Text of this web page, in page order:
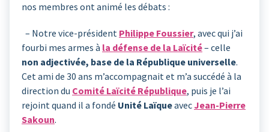
nos membres ont animé les débats :
– Notre vice-président Philippe Foussier, avec qui j’ai
fourbi mes armes à la défense de la Laïcité– celle
non adjectivée, base de la République universelle.
Cet ami de 30 ans m’accompagnait et m’a succédé à la
direction du Comité Laïcité République, puis je l’ai
rejoint quand il a fondé Unité LaïqueavecJean-Pierre
Sakoun.